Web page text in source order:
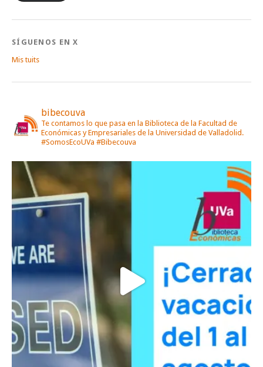
SÍGUENOS EN X
Mis tuits
bibecouva
Te contamos lo que pasa en la Biblioteca de la Facultad de
Económicas y Empresariales de la Universidad de Valladolid.
#SomosEcoUVa #Bibecouva